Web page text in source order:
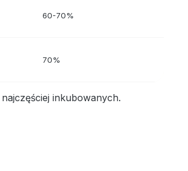
60-70%
70%
inkubowanych.